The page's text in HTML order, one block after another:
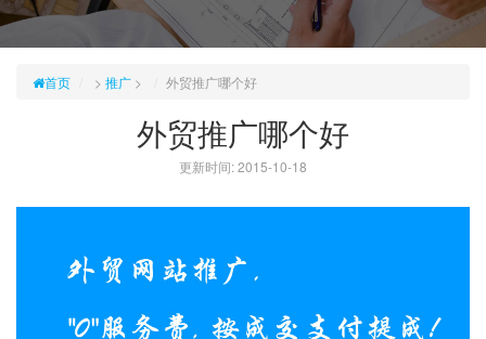
首页 > 推广 > 外贸推广哪个好
外贸推广哪个好
更新时间: 2015-10-18